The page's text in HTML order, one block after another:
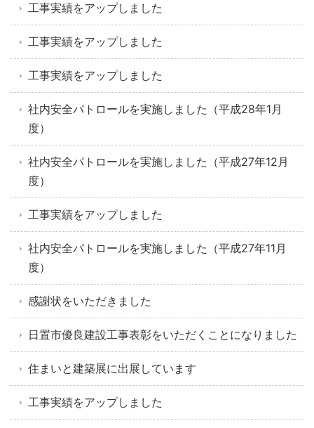
工事実績をアップしました
工事実績をアップしました
工事実績をアップしました
社内安全パトロールを実施しました（平成28年1月
度）
社内安全パトロールを実施しました（平成27年12月
度）
工事実績をアップしました
社内安全パトロールを実施しました（平成27年11月
度）
感謝状をいただきました
日置市優良建設工事表彰をいただくことになりました
住まいと建築展に出展しています
工事実績をアップしました